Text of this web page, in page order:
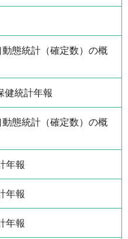
態統計（確定数）の概
健統計年報
態統計（確定数）の概
年報
年報
年報